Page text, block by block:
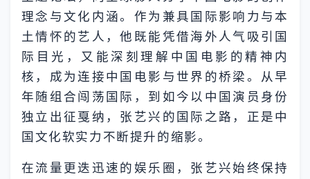
理念与文化内涵。作为兼具国际影响力与本
土情怀的艺人，他既能凭借海外人气吸引国
际目光，又能深刻理解中国电影的精神内
核，成为连接中国电影与世界的桥梁。从早
年随组合闯荡国际，到如今以中国演员身份
独立出征戛纳，张艺兴的国际之路，正是中
国文化软实力不断提升的缩影。
在流量更迭迅速的娱乐圈，张艺兴始终保持